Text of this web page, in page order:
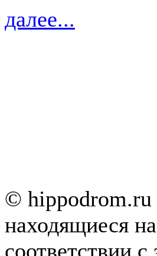
далее...
© hippodrom.ru
находящиеся
соответствии